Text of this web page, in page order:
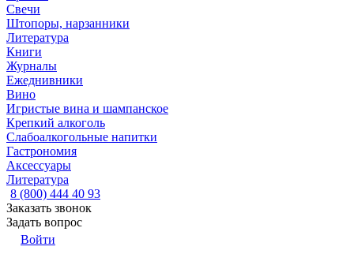
Свечи
Штопоры, нарзанники
Литература
Книги
Журналы
Ежеднивники
Вино
Игристые вина и шампанское
Крепкий алкоголь
Слабоалкогольные напитки
Гастрономия
Аксессуары
Литература
8 (800) 444 40 93
Заказать звонок
Задать вопрос
Войти